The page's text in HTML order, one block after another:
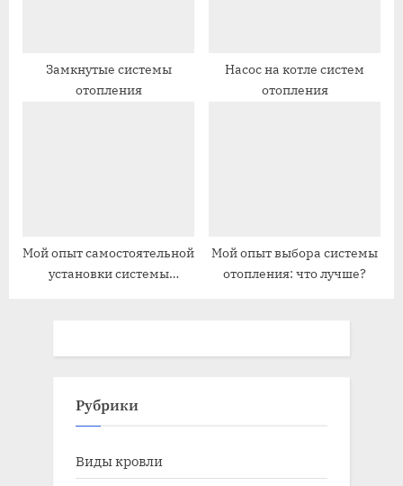
Замкнутые системы
отопления
Насос на котле систем
отопления
Мой опыт самостоятельной
установки системы
Мой опыт выбора системы
отопления: что лучше?
Рубрики
Виды кровли